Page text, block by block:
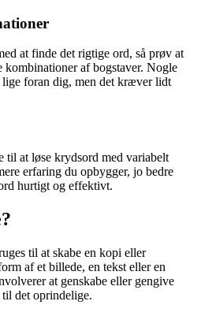
at finde det rigtige ord, så prøv at
kombinationer af bogstaver. Nogle
foran dig, men det kræver lidt
til at løse krydsord med variabelt
erfaring du opbygger, jo bedre
hurtigt og effektivt.
til at skabe en kopi eller
af et billede, en tekst eller en
at genskabe eller gengive
det oprindelige.